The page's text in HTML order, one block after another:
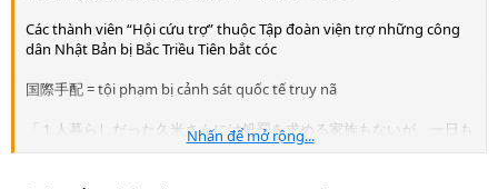
Các thành viên “Hội cứu trợ” thuộc Tập đoàn viện trợ những công
dân Nhật Bản bị Bắc Triều Tiên bắt cóc
国際手配 = tội phạm bị cảnh sát quốc tế truy nã
「１人暮らしだった久米さんには処罰を求める家族もないが、一日も
早く処罰すべきだ」と話した。
Nhấn để mở rộng...